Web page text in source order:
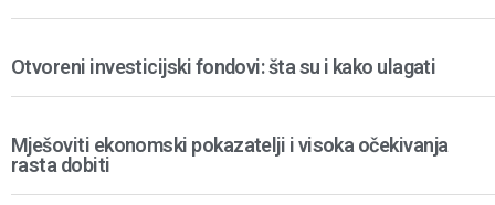
Otvoreni investicijski fondovi: šta su i kako ulagati
Mješoviti ekonomski pokazatelji i visoka očekivanja
rasta dobiti